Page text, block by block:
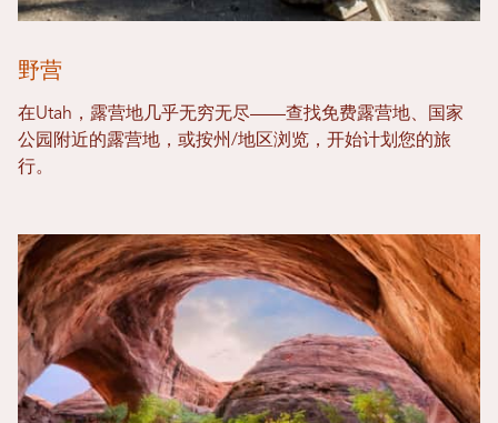
野营
在Utah，露营地几乎无穷无尽——查找免费露营地、国家
公园附近的露营地，或按州/地区浏览，开始计划您的旅
行。